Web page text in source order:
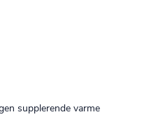
supplerende varme